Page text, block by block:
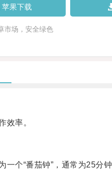
苹果下载
市场，安全绿色
效率。
个“番茄钟”，通常为25分钟